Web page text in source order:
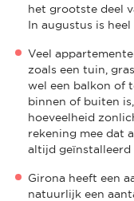
het grootste deel
In augustus is
Veel
zoals een tuin,
wel een balkon of
binnen of buiten
hoeveelheid
rekening mee dat
altijd geïnstalleerd
Girona heeft een
natuurlijk een